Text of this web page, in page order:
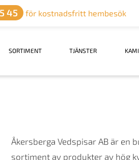
45 för kostnadsfritt hembesök
SORTIMENT TJÄNSTER
Åkersberga Vedspisar AB är
sortiment av produkter av hög